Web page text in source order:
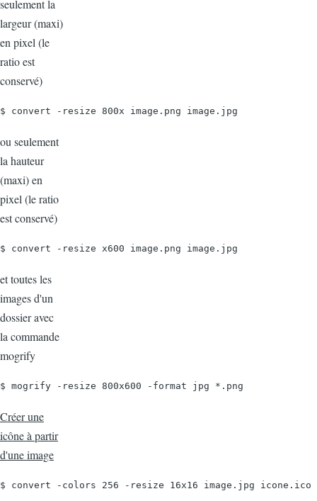
seulement la
largeur (maxi)
en pixel (le
ratio est
conservé)
$ convert -resize 800x image.png image.jpg
ou seulement
la hauteur
(maxi) en
pixel (le ratio
est conservé)
$ convert -resize x600 image.png image.jpg
et toutes les
images d'un
dossier avec
la commande
mogrify
$ mogrify -resize 800x600 -format jpg *.png
Créer une
icône à partir
d'une image
$ convert -colors 256 -resize 16x16 image.jpg icone.ico